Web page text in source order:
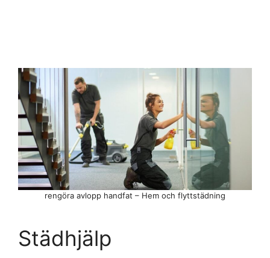
Städhjälp
rengöra avlopp handfat – Hem och flyttstädning